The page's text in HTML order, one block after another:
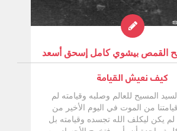
القمص بيشوي كامل إسحق أسعد
كيف نعيش القيامة
المسيح للعالم وصلبه وقيامته لم
من الموت في اليوم الأخير من
لم يكن ليكلف الله تجسده وقيامته بل